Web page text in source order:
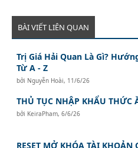
BÀI VIẾT LIÊN QUAN
Trị Giá Hải Quan Là Gì?
Từ A - Z
bởi Nguyễn Hoài, 11/6/26
THỦ TỤC NHẬP KHẨU THỨC
bởi KeiraPham,6/6/26
RESET MỞ KHÓA TÀI KHOẢN